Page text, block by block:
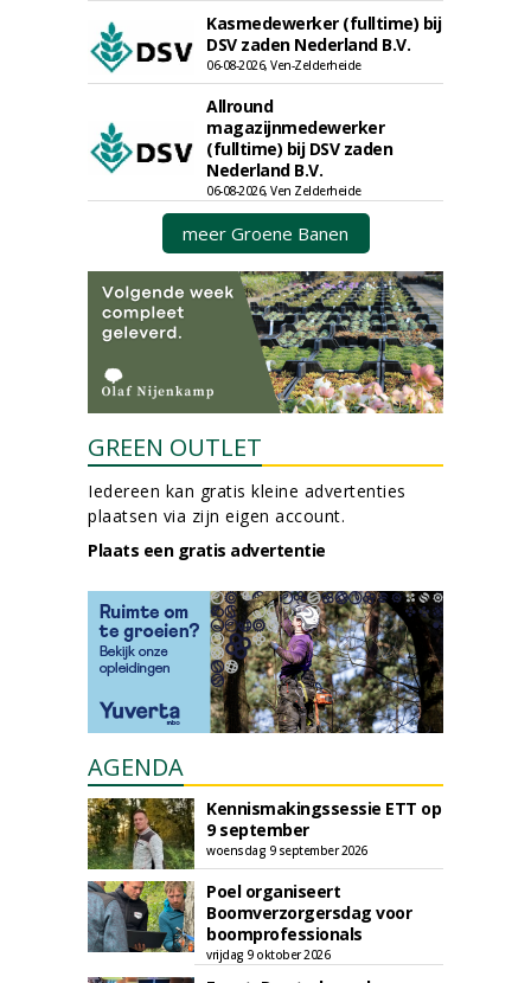
Kasmedewerker (fulltime) bij
DSV zaden Nederland B.V.
06-08-2026, Ven-Zelderheide
Allround
magazijnmedewerker
(fulltime) bij DSV zaden
Nederland B.V.
06-08-2026, Ven Zelderheide
meer Groene Banen
GREEN OUTLET
Iedereen kan gratis kleine advertenties
plaatsen via zijn eigen account.
Plaats een gratis advertentie
AGENDA
Kennismakingssessie ETT op
9 september
woensdag 9 september 2026
Poel organiseert
Boomverzorgersdag voor
boomprofessionals
vrijdag 9 oktober 2026